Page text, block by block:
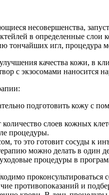
несовершенства,
в определенные
тончайших игл, процедура
качества кожи, в
с экзосомами наносится
подготовить кожу с
слоев кожных
процедуры.
то это готовит сосуды к
можно делать в один
процедуры в
противопоказаний и